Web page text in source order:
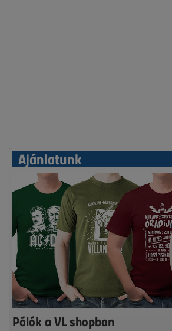
Ajánlatunk
Pólók a VL shopban